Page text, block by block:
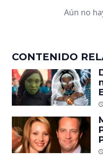
Aún no
CONTENIDO